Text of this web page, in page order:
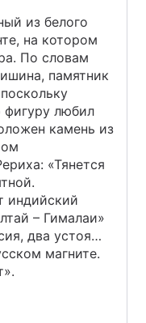
из белого
на котором
По словам
памятник
фигуру любил
камень из
«Тянется
индийский
– Гималаи»
два устоя…
магните.